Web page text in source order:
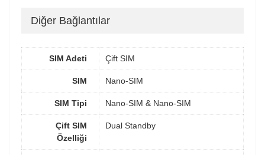
Diğer Bağlantılar
SIM Adeti Çift SIM
SIM Nano-SIM
SIM Tipi Nano-SIM & Nano-SIM
Çift SIM
Özelliği
Dual Standby